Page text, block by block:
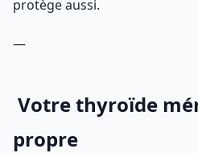
protège aussi.
—
Votre thyroïde
propre